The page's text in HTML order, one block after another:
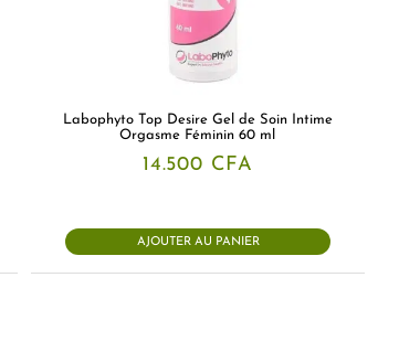
Labophyto Top Desire Gel de Soin Intime
Orgasme Féminin 60 ml
14.500 CFA
AJOUTER AU PANIER